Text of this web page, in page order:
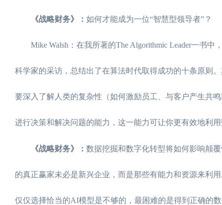
《战略财务》： 如何才能成为一位“智慧型领导者”？
Mike Walsh：在我所著的The Algorithmic Leader一书中
科学家的采访，总结出了在算法时代取得成功的十条原则
要深入了解人类的复杂性（如何激励员工、与客户产生共
进行决策和解决问题的能力，这一能力可让你更有效地利
《战略财务》： 数据挖掘和数字化转型将如何影响颠
的真正赢家未必是新兴企业，而是那些有能力和资源来利
仅仅选择恰当的AI模型是不够的，最困难的是得到正确的